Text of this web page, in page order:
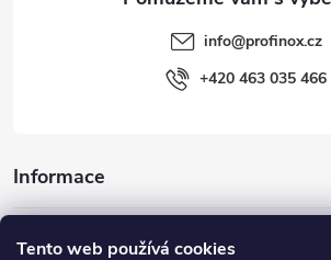
Tento web používá cookies
Informace
Inspirace
info@profinox.cz
+420 463 035 466